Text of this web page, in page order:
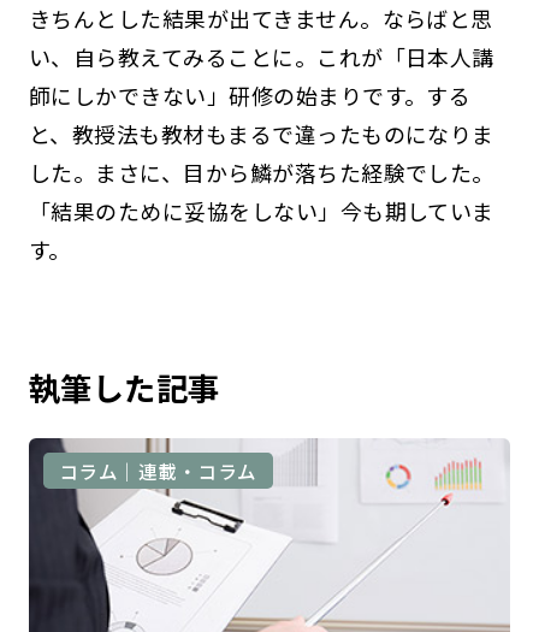
きちんとした結果が出てきません。ならばと思
い、自ら教えてみることに。これが「日本人講
師にしかできない」研修の始まりです。する
と、教授法も教材もまるで違ったものになりま
した。まさに、目から鱗が落ちた経験でした。
「結果のために妥協をしない」今も期していま
す。
執筆した記事
コラム｜連載・コラム